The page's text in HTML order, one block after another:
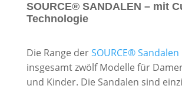
SOURCE® SANDALEN – mit
Technologie
Die Range derSOURCE® Sandalen
insgesamt zwölf Modelle für
und Kinder. Die Sandalen sind